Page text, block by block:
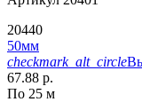
20440
50мм
checkmark_alt_circle
67.88 р.
По 25 м